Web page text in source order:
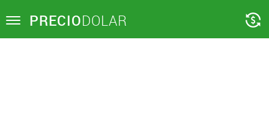
Toggle PRECIODOLAR